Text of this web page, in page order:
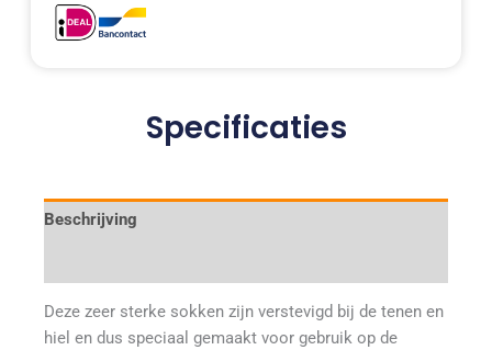
Specificaties
Beschrijving
Deze zeer sterke sokken zijn verstevigd bij de tenen en
hiel en dus speciaal gemaakt voor gebruik op de